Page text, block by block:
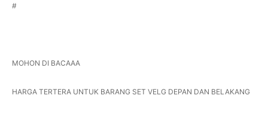
#
MOHON DI BACAAA
HARGA TERTERA UNTUK BARANG SET VELG DEPAN DAN BELAKANG